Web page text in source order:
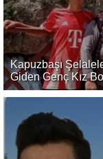
Kapuzbaşı
Giden Genç Kız